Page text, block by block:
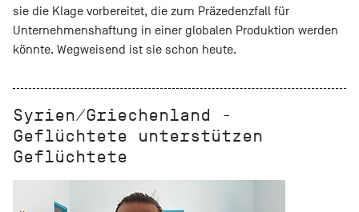
sie die Klage vorbereitet, die zum Präzedenzfall für
Unternehmenshaftung in einer globalen Produktion werden
könnte. Wegweisend ist sie schon heute.
Syrien/Griechenland -
Geflüchtete unterstützen
Geflüchtete